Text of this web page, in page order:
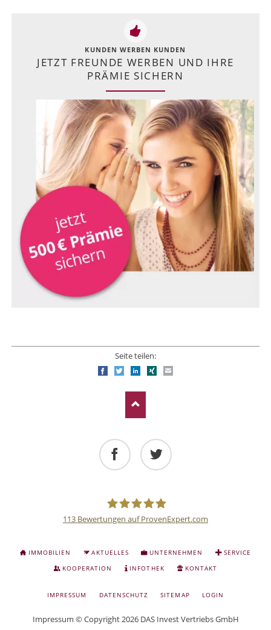
KUNDEN WERBEN KUNDEN
JETZT FREUNDE WERBEN UND IHRE
PRÄMIE SICHERN
Seite teilen:
FacebookTwitterLinkedIn
Xing
Anlage
und
113 Bewertungen auf ProvenExpert.com
NAVIGATION
ÜBERSPRINGEN
IMMOBILIEN AKTUELLES UNTERNEHMEN
SERVICE
KOOPERATION
INFOTHEK KONTAKT
IMPRESSUM DATENSCHUTZ SITEMAP LOGIN
Impressum © Copyright 2026 DAS Invest Vertriebs GmbH